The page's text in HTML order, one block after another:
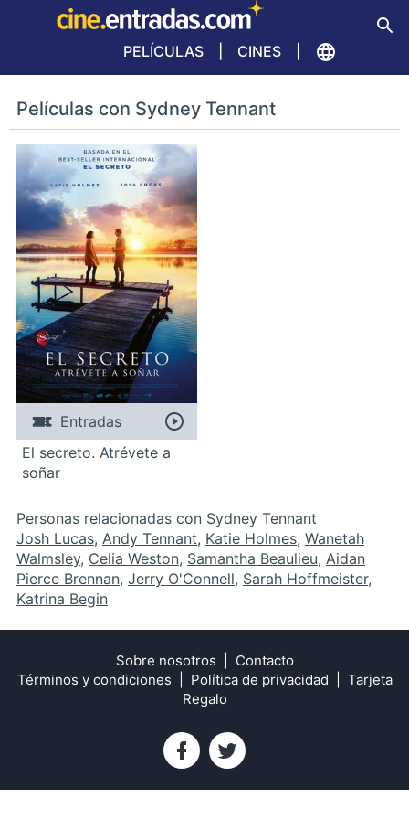
PELÍCULAS CINES
Películas con Sydney Tennant
Entradas
El secreto. Atrévete a
soñar
Personas relacionadas con Sydney Tennant
Josh Lucas, Andy Tennant, Katie Holmes, Wanetah
Walmsley, Celia Weston, Samantha Beaulieu, Aidan
Pierce Brennan, Jerry O'Connell, Sarah Hoffmeister,
Katrina Begin
Sobre nosotros
Contacto
Términos y condiciones
Política de privacidad
Tarjeta
Regalo